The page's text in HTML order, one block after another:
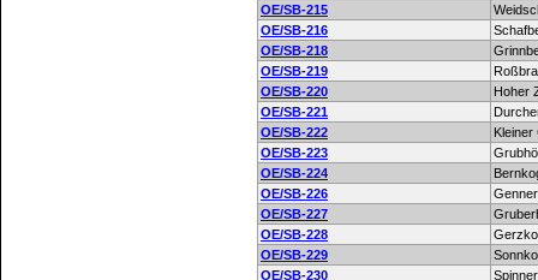
OE/SB-215
OE/SB-216
OE/SB-218
OE/SB-219
OE/SB-220
Hoher
OE/SB-221
OE/SB-222
Kleiner
OE/SB-223
OE/SB-224
OE/SB-226
OE/SB-227
OE/SB-228
OE/SB-229
OE/SB-230